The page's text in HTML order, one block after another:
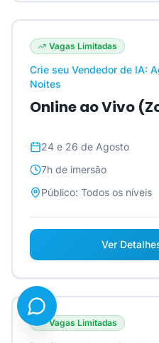
Vagas Limitadas
Crie seu Vendedor de IA:
Noites
Online ao Vivo
24 e 26 de Agosto
7h de imersão
Público: Todos os níveis
Ver
Vagas Limitadas